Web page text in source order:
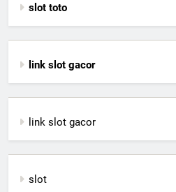
slot toto
link slot gacor
link slot gacor
slot